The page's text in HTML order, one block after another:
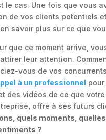
le cas. Une fois que vous
de vos clients potentiels
savoir plus sur ce que
que ce moment arrive,
attirer leur attention.
vous de vos
à un professionnel
des vidéos de ce que
offre à ses futurs
quels moments, quelles
?